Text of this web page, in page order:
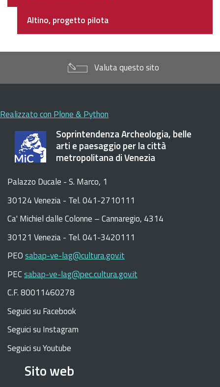
Altino, progetto pilota
Valuta questo sito
Realizzato con Plone & Python
Soprintendenza Archeologia, belle
arti e paesaggio per la città
metropolitana di Venezia
Palazzo Ducale - S. Marco, 1
30124 Venezia - Tel. 041-2710111
Ca' Michiel dalle Colonne – Cannaregio, 4314
30121 Venezia - Tel. 041-3420111
PEOsabap-ve-lag@cultura.gov.it
PECsabap-ve-lag@pec.cultura.gov.it
C.F. 80011460278
Seguici su Facebook
Seguici su Instagram
Seguici su Youtube
Sito web